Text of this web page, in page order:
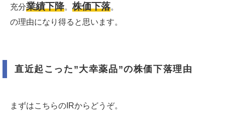
充分業績下降。株価下落。
の理由になり得ると思います。
直近起こった”大幸薬品”の株価下落理由
まずはこちらのIRからどうぞ。